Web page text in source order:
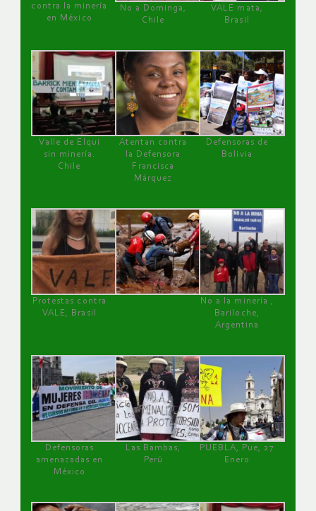
contra la minería
en México
No a Dominga,
Chile
VALE mata,
Brasil
Valle de Elqui
sin minería.
Chile
Atentan contra
la Defensora
Francisca
Márquez
Defensoras de
Bolivia
Protestas contra
VALE, Brasil
No a la minería ,
Bariloche,
Argentina
Defensoras
amenazadas en
México
Las Bambas,
Perú
PUEBLA, Pue, 27
Enero